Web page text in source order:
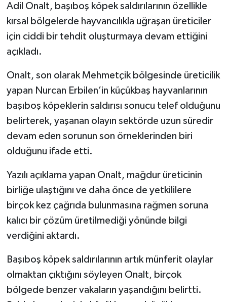
Adil Onalt, başıboş köpek saldırılarının özellikle
kırsal bölgelerde hayvancılıkla uğraşan üreticiler
için ciddi bir tehdit oluşturmaya devam ettiğini
açıkladı.
Onalt, son olarak Mehmetçik bölgesinde üreticilik
yapan Nurcan Erbilen’in küçükbaş hayvanlarının
başıboş köpeklerin saldırısı sonucu telef olduğunu
belirterek, yaşanan olayın sektörde uzun süredir
devam eden sorunun son örneklerinden biri
olduğunu ifade etti.
Yazılı açıklama yapan Onalt, mağdur üreticinin
birliğe ulaştığını ve daha önce de yetkililere
birçok kez çağrıda bulunmasına rağmen soruna
kalıcı bir çözüm üretilmediği yönünde bilgi
verdiğini aktardı.
Başıboş köpek saldırılarının artık münferit olaylar
olmaktan çıktığını söyleyen Onalt, birçok
bölgede benzer vakaların yaşandığını belirtti.